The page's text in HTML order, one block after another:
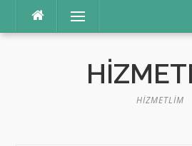
Menü
HIZMETLIM